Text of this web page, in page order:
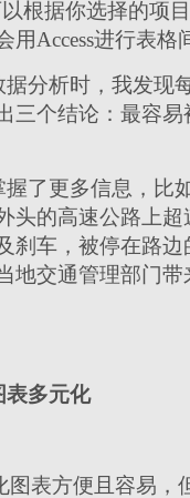
根据你选择的
Access进行表格
分析时，我发
三个结论：最容
了更多信息，
头的高速公路上
刹车，被停在路
地交通管理部门
表多元化
图表方便且容易